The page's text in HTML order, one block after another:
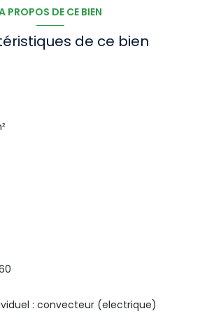
PROPOS DE CE BIEN
de ce bien
: convecteur (electrique)